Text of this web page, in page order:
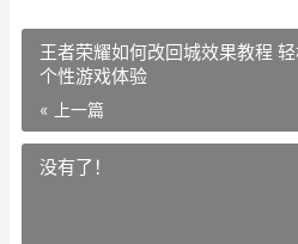
王者荣耀如何改回城效果教程
个性游戏体验
« 上一篇
没有了！